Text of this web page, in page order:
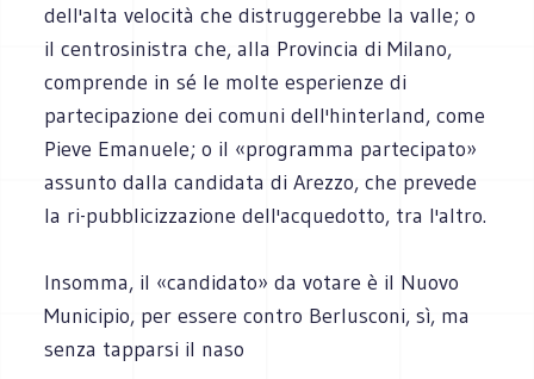
dell'alta velocità che distruggerebbe la valle; o
il centrosinistra che, alla Provincia di Milano,
comprende in sé le molte esperienze di
partecipazione dei comuni dell'hinterland, come
Pieve Emanuele; o il «programma partecipato»
assunto dalla candidata di Arezzo, che prevede
la ri-pubblicizzazione dell'acquedotto, tra l'altro.
Insomma, il «candidato» da votare è il Nuovo
Municipio, per essere contro Berlusconi, sì, ma
senza tapparsi il naso